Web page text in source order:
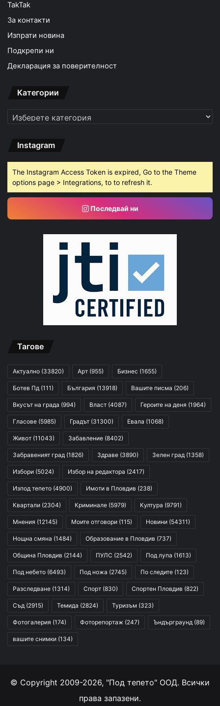
TakTak
За контакти
Изпрати новина
Подкрепи ни
Декларация за поверителност
Категории
Категории
Instagram
The Instagram Access Token is expired, Go to the Theme
options page > Integrations, to to refresh it.
Последвай ни
Тагове
Актуално (33820) Арт (955) Бизнес (1655)
Ботев Пд (111) България (13918) Вашите писма (206)
Вкусът на града (994) Власт (4087) Героите на деня (1964)
Гласове (5985) Градът (31300) Евала (1068)
Живот (11043) Забавление (8402)
Забравеният град (1826) Здраве (3890) Зелен град (1358)
Избори (5024) Избор на редактора (2417)
Изпод тепето (4900) Имоти в Пловдив (238)
Квартали (2304) Криминале (5979) Култура (9791)
Мнения (12145) Моите отговори (115) Новини (54311)
Нощна смяна (1484) Образование в Пловдив (737)
Община Пловдив (2144) ПУЛС (2542) Под лупа (1613)
Под небето (6493) Под ножа (2745) По следите (123)
Разследване (1314) Спорт (830) Спортен Пловдив (822)
Съд (2915) Темида (2824) Туризъм (323)
Фотогалерия (174) Фоторепортаж (247) Ъндърграунд (89)
вашите снимки (134)
© Copyright 2009-2026, "Под тепето" ООД. Всички
права запазени.